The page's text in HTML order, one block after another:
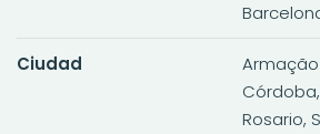
Ciudad
Armação
Rosario,